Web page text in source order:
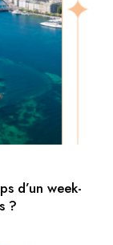
d’un week-
?